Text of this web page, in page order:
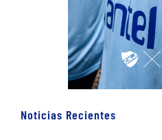
Noticias Recientes